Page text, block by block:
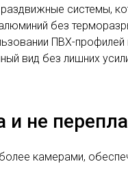
системы,
без
ПВХ-
вид без лишних
не
камерами,